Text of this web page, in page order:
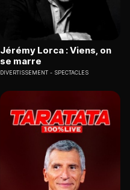
Jérémy Lorca : Viens, on
se marre
DIVERTISSEMENT SPECTACLES